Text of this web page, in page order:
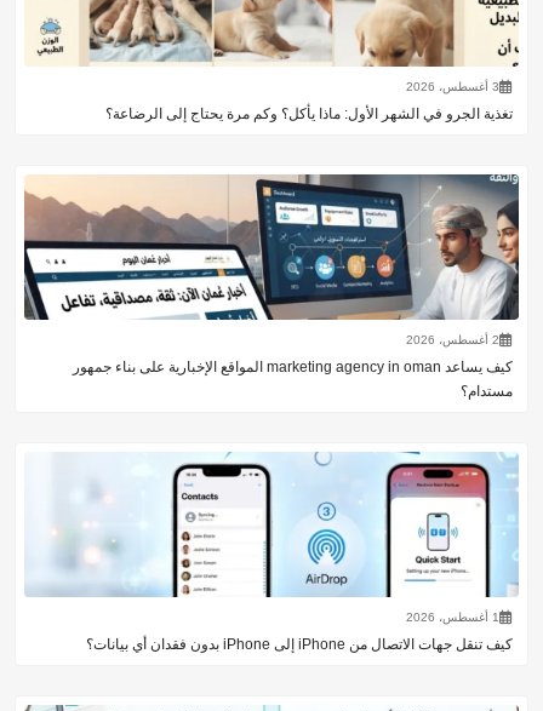
3 أغسطس، 2026
تغذية الجرو في الشهر الأول: ماذا يأكل؟ وكم مرة يحتاج إلى الرضاعة؟
2 أغسطس، 2026
كيف يساعد marketing agency in oman المواقع الإخبارية على بناء جمهور
مستدام؟
1 أغسطس، 2026
كيف تنقل جهات الاتصال من iPhone إلى iPhone بدون فقدان أي بيانات؟